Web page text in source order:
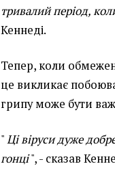
тривалий період,
Кеннеді.
Тепер, коли
це викликає
грипу може бути
"Ці віруси дуже
гонці", - сказав